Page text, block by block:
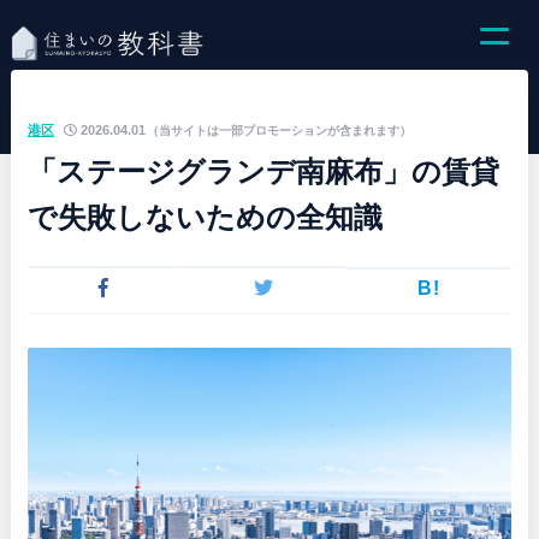
（当サイトは一部プロモーションが含まれます）
港区 2026.04.01
「ステージグランデ南麻布」の賃貸
で失敗しないための全知識
B!